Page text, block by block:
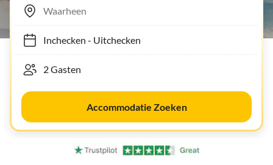
Inchecken- Uitchecken
Accommodatie Zoeken